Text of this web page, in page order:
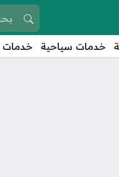
البحث
خدمات سياحية خدمات